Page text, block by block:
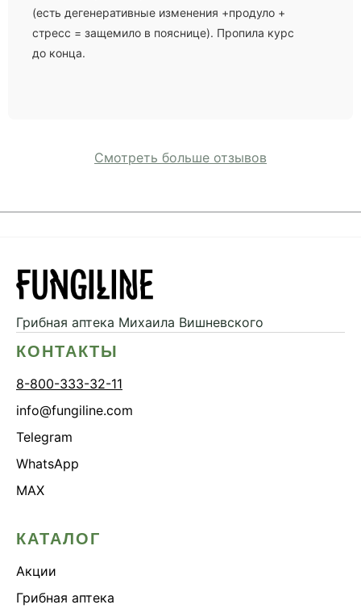
(есть дегенеративные изменения +продуло +
стресс = защемило в пояснице). Пропила курс
до конца.
Смотреть больше отзывов
Грибная аптека Михаила Вишневского
КОНТАКТЫ
8-800-333-32-11
info@fungiline.com
Telegram
WhatsApp
MAX
КАТАЛОГ
Акции
Грибная аптека